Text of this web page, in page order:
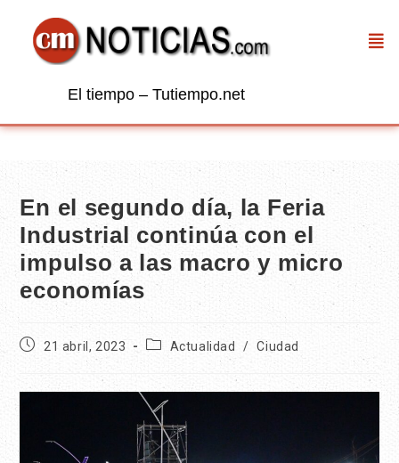
El tiempo – Tutiempo.net
En el segundo día, la Feria
Industrial continúa con el
impulso a las macro y micro
economías
21 abril, 2023 Actualidad / Ciudad